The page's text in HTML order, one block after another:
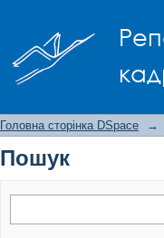
Головна сторінка DSpace →
Пошук